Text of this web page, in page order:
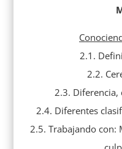
2.1.
2.2.
2.3.
2.4. Diferentes
2.5. Trabajando con: